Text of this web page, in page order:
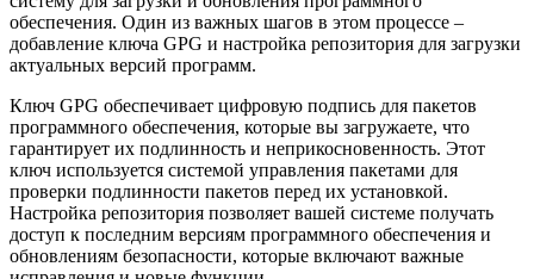
обеспечения. Один из важных шагов в этом процессе –
добавление ключа GPG и настройка репозитория для загрузки
актуальных версий программ.
Ключ GPG обеспечивает цифровую подпись для пакетов
программного обеспечения, которые вы загружаете, что
гарантирует их подлинность и неприкосновенность. Этот
ключ используется системой управления пакетами для
проверки подлинности пакетов перед их установкой.
Настройка репозитория позволяет вашей системе получать
доступ к последним версиям программного обеспечения и
обновлениям безопасности, которые включают важные